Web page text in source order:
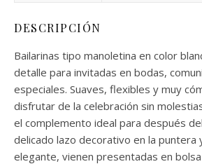
DESCRIPCIÓN
Bailarinas tipo manoletina en color
detalle para invitadas en bodas,
especiales. Suaves, flexibles y muy
disfrutar de la celebración sin
el complemento ideal para después
delicado lazo decorativo en la puntera
elegante, vienen presentadas en